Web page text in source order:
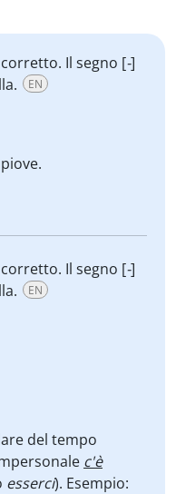
Il segno [-]
EN
piove.
Il segno [-]
EN
del tempo
c'è
esserci). Esempio: